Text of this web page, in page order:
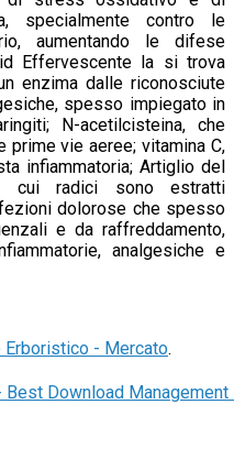
specialmente contro le
aumentando le difese
Effervescente la si trova
enzima dalle riconosciute
spesso impiegato in
N-acetilcisteina, che
prime vie aeree; vitamina C,
infiammatoria; Artiglio del
cui radici sono estratti
dolorose che spesso
e da raffreddamento,
analgesiche e
Erboristico - Mercato.
Download Management